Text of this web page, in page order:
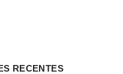
RECENTES